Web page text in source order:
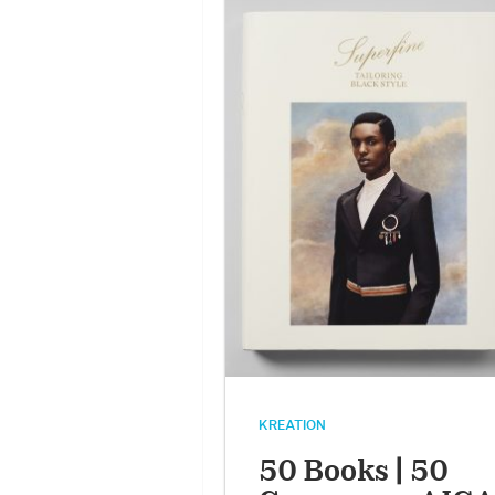
KREATION
50 Books | 50